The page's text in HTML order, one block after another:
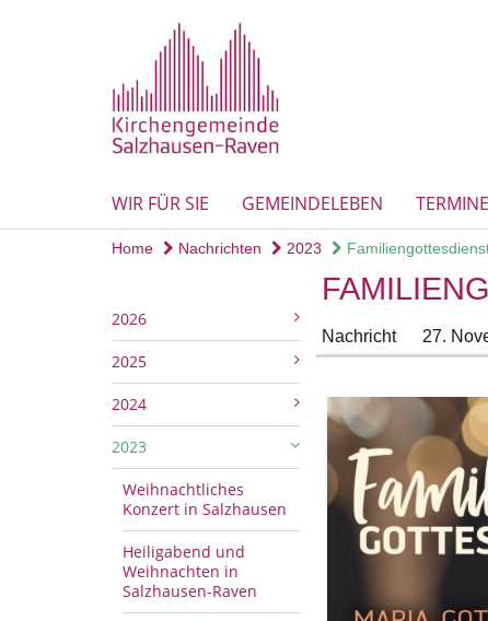
WIR FÜR SIE GEMEINDELEBEN TERMINE
Home Nachrichten 2023
2026
2025
2024
2023
Weihnachtliches
Konzert in Salzhausen
Heiligabend und
Weihnachten in
Salzhausen-Raven
Nachricht 27.